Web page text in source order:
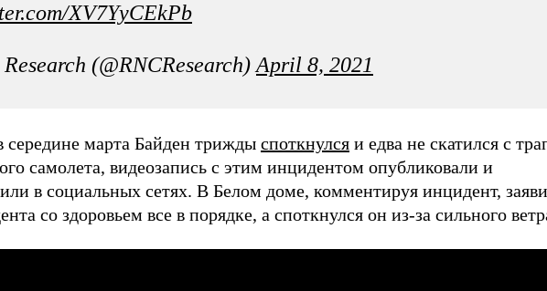
XV7YyCEkPb
(@RNCResearch)April 8, 2021
марта Байден трижды споткнулся и едва не скатился с
самолета, видеозапись с этим инцидентом опубликовали и
в социальных сетях. В Белом доме, комментируя инцидент,
со здоровьем все в порядке, а споткнулся он из-за сильного